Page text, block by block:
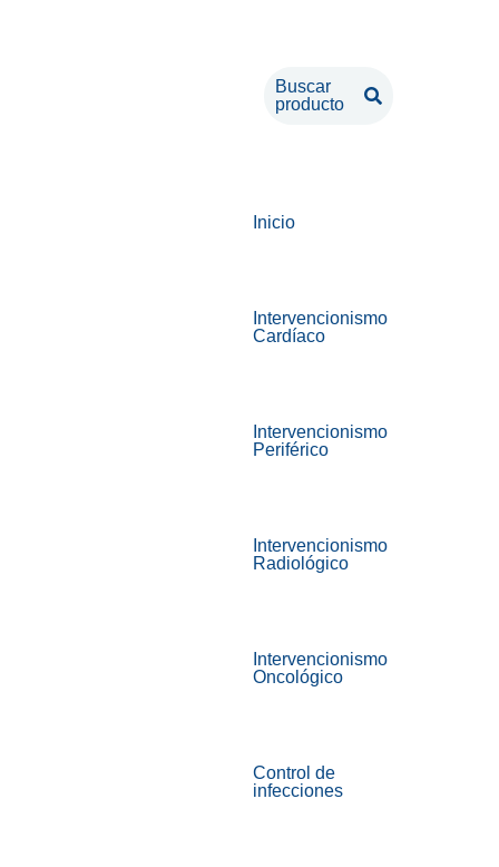
Buscar
producto
Inicio
Intervencionismo
Cardíaco
Intervencionismo
Periférico
Intervencionismo
Radiológico
Intervencionismo
Oncológico
Control de
infecciones